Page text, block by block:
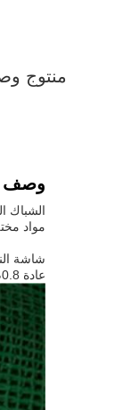
منتوج
وصف
الشباك
مواد
عادة 0.8م1.0m1.2 متر1.5m، الخ.